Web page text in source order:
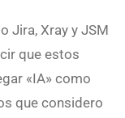
Jira, Xray y JSM
que estos
«IA» como
que considero